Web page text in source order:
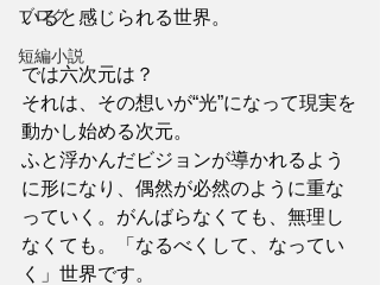
ブログ
短編小説
いると感じられる世界。
では六次元は？
それは、その想いが“光”になって現実を
動かし始める次元。
ふと浮かんだビジョンが導かれるよう
に形になり、偶然が必然のように重な
っていく。がんばらなくても、無理し
なくても。「なるべくして、なってい
く」世界です。